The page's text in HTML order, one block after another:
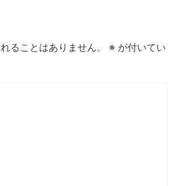
ることはありません。 ※ が付いてい